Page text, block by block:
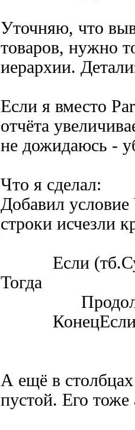
Уточняю, что
товаров, нужно
иерархии.
Если я вместо
отчёта
не дожидаюсь -
Что я сделал:
Добавил
строки исчезли
Если
Тогда
А ещё в
пустой. Его